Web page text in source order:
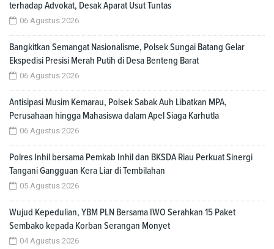
terhadap Advokat, Desak Aparat Usut Tuntas
06 Agustus 2026
Bangkitkan Semangat Nasionalisme, Polsek Sungai Batang Gelar
Ekspedisi Presisi Merah Putih di Desa Benteng Barat
06 Agustus 2026
Antisipasi Musim Kemarau, Polsek Sabak Auh Libatkan MPA,
Perusahaan hingga Mahasiswa dalam Apel Siaga Karhutla
06 Agustus 2026
Polres Inhil bersama Pemkab Inhil dan BKSDA Riau Perkuat Sinergi
Tangani Gangguan Kera Liar di Tembilahan
05 Agustus 2026
Wujud Kepedulian, YBM PLN Bersama IWO Serahkan 15 Paket
Sembako kepada Korban Serangan Monyet
04 Agustus 2026